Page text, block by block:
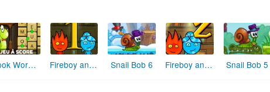
Lines Diamond Rush Cut the Rope Experiments Elsa embrasse Jack au Nouvel An Wheely 4 Time Travel